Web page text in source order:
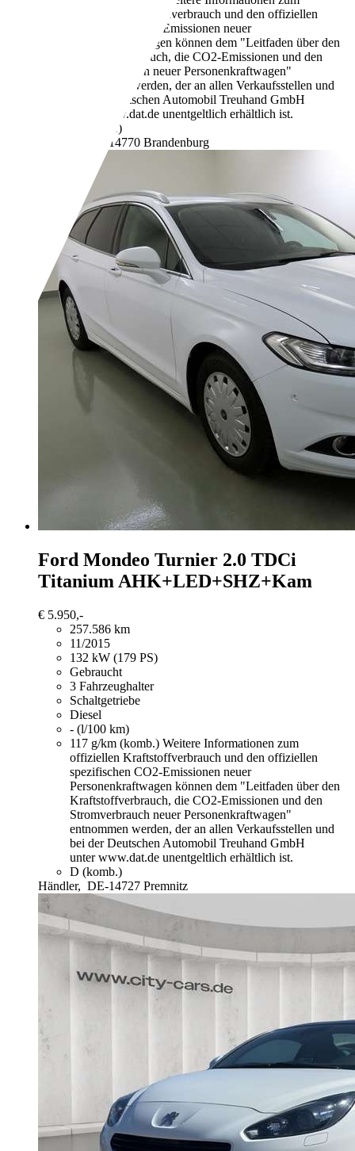
offiziellen Kraftstoffverbrauch und den offiziellen
spezifischen CO2-Emissionen neuer
Personenkraftwagen können dem "Leitfaden über den
Kraftstoffverbrauch, die CO2-Emissionen und den
Stromverbrauch neuer Personenkraftwagen"
entnommen werden, der an allen Verkaufsstellen und
bei der Deutschen Automobil Treuhand GmbH
unter www.dat.de unentgeltlich erhältlich ist.
D (komb.)
DE-14770 Brandenburg
Ford Mondeo Turnier 2.0 TDCi
Titanium AHK+LED+SHZ+Kam
€ 5.950,-
257.586 km
11/2015
132 kW (179 PS)
Gebraucht
3 Fahrzeughalter
Schaltgetriebe
Diesel
- (l/100 km)
117 g/km (komb.) Weitere Informationen zum
offiziellen Kraftstoffverbrauch und den offiziellen
spezifischen CO2-Emissionen neuer
Personenkraftwagen können dem "Leitfaden über den
Kraftstoffverbrauch, die CO2-Emissionen und den
Stromverbrauch neuer Personenkraftwagen"
entnommen werden, der an allen Verkaufsstellen und
bei der Deutschen Automobil Treuhand GmbH
unter www.dat.de unentgeltlich erhältlich ist.
D (komb.)
Händler, DE-14727 Premnitz